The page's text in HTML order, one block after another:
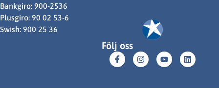
Bankgiro: 900-2536
Plusgiro: 90 02 53-6
Swish: 900 25 36
Följ oss